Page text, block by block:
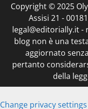
Copyright © 2025
Assisi 21 -
legal@editorially.it -
blog non è una
aggiornato
pertanto
della
Change privacy settings